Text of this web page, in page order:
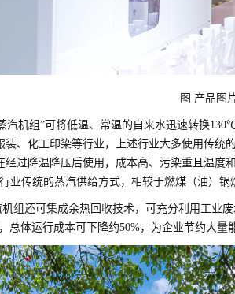
图 产品图
机组”可将低温、常温的自来水迅速转换
装、化工印染等行业，上述行业大多使用传统
经过降温降压后使用，成本高、污染重且温度
业传统的蒸汽供给方式，相较于燃煤（油）
还可集成余热回收技术，可充分利用工业
总体运行成本可下降约50%，为企业节约大量